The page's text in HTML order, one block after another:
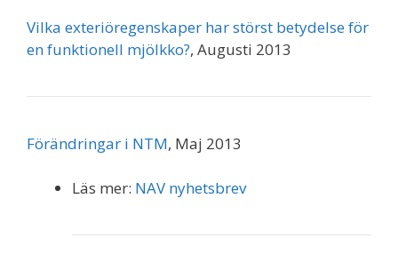
Vilka exteriöregenskaper har störst betydelse för
en funktionell mjölkko?, Augusti 2013
Förändringar i NTM, Maj 2013
Läs mer: NAV nyhetsbrev